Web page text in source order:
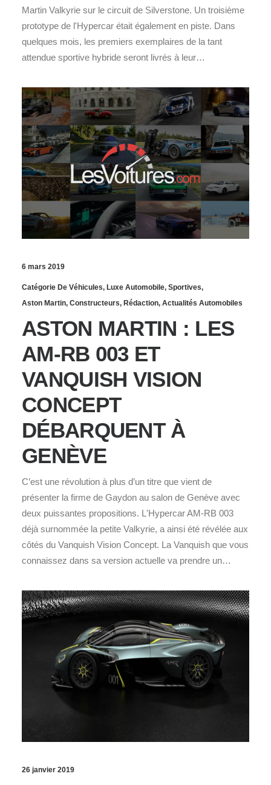
Martin Valkyrie sur le circuit de Silverstone. Un troisième
prototype de l'Hypercar était également en piste. Dans
quelques mois, les premiers exemplaires de la tant
attendue sportive hybride seront livrés à leur…
6 mars 2019
Catégorie De Véhicules, Luxe Automobile, Sportives,
Aston Martin, Constructeurs, Rédaction, Actualités Automobiles
ASTON MARTIN : LES
AM-RB 003 ET
VANQUISH VISION
CONCEPT
DÉBARQUENT À
GENÈVE
C’est une révolution à plus d’un titre que vient de
présenter la firme de Gaydon au salon de Genève avec
deux puissantes propositions. L'Hypercar AM-RB 003
déjà surnommée la petite Valkyrie, a ainsi été révélée aux
côtés du Vanquish Vision Concept. La Vanquish que vous
connaissez dans sa version actuelle va prendre un…
26 janvier 2019